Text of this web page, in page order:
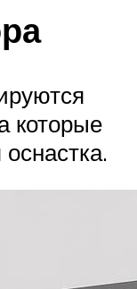
которые